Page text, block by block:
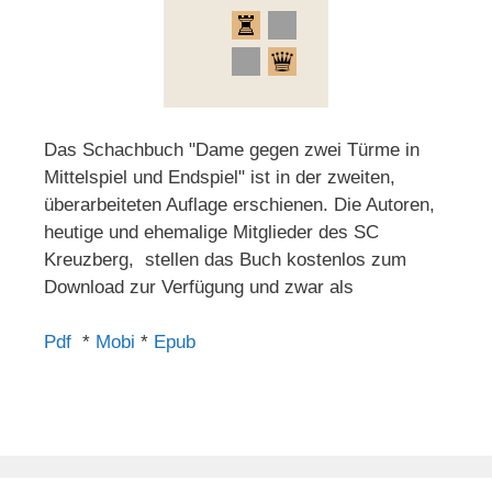
Das Schachbuch "Dame gegen zwei Türme in
Mittelspiel und Endspiel" ist in der zweiten,
überarbeiteten Auflage erschienen. Die Autoren,
heutige und ehemalige Mitglieder des SC
Kreuzberg, stellen das Buch kostenlos zum
Download zur Verfügung und zwar als
Pdf * Mobi * Epub